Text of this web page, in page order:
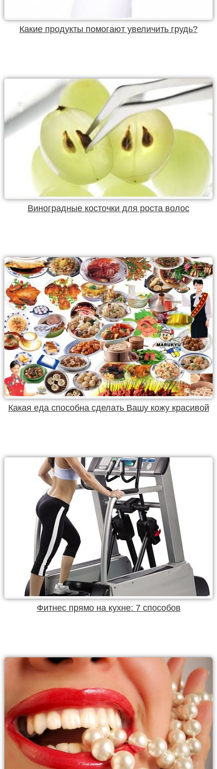
Какие продукты помогают увеличить грудь?
Виноградные косточки для роста волос
Какая еда способна сделать Вашу кожу красивой
Фитнес прямо на кухне: 7 способов